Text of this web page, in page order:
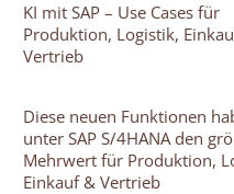
KI mit SAP – Use Cases für
Produktion, Logistik,
Vertrieb
Diese neuen Funktionen
unter SAP S/4HANA den
Mehrwert für Produktion,
Einkauf & Vertrieb